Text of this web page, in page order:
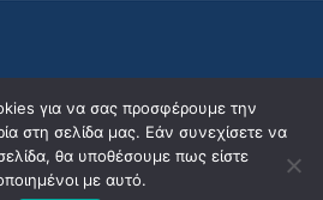
για να σας προσφέρουμε την
στη σελίδα μας. Εάν συνεχίσετε να
θα υποθέσουμε πως είστε
με αυτό.